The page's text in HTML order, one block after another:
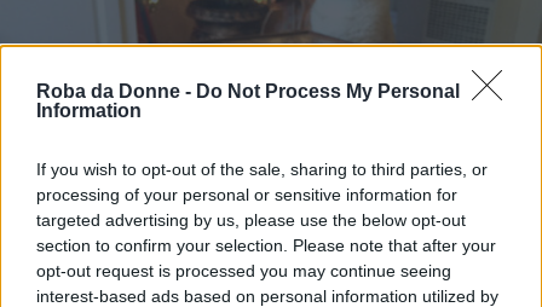
Roba da Donne - Do Not Process My Personal
Information
If you wish to opt-out of the sale, sharing to third parties, or
processing of your personal or sensitive information for
targeted advertising by us, please use the below opt-out
section to confirm your selection. Please note that after your
opt-out request is processed you may continue seeing
interest-based ads based on personal information utilized by